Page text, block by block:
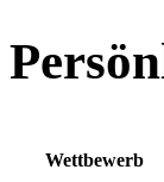
Wettbewerb